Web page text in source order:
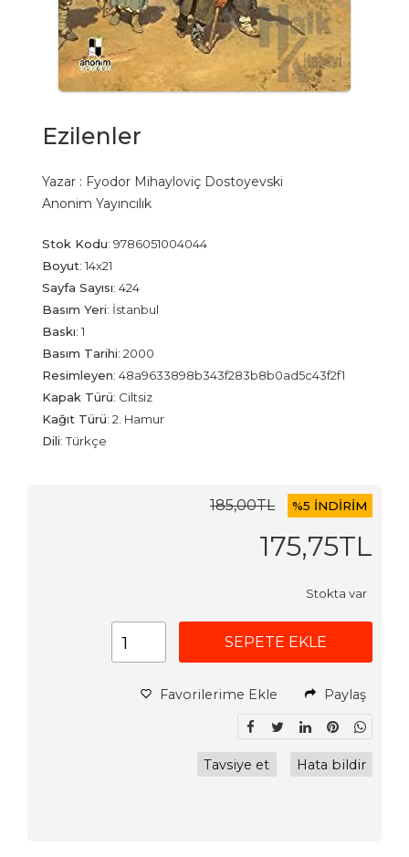
Ezilenler
Yazar : Fyodor Mihayloviç Dostoyevski
Anonim Yayıncılık
Stok Kodu: 9786051004044
Boyut: 14x21
Sayfa Sayısı: 424
Basım Yeri: İstanbul
Baskı: 1
Basım Tarihi: 2000
Resimleyen: 48a9633898b343f283b8b0ad5c43f2f1
Kapak Türü: Ciltsiz
Kağıt Türü: 2. Hamur
Dili:Türkçe
185,00TL %5 İNDİRİM
175,75TL
Stokta var
SEPETE EKLE
Favorilerime Ekle Paylaş
Tavsiye et Hata bildir